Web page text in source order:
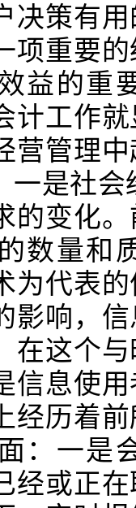
决策有
项重要
益的重
计工作
营管理
一是社
的变化
数量和
为代表
影响，
在这个
信息使
经历着
：一是
经或正